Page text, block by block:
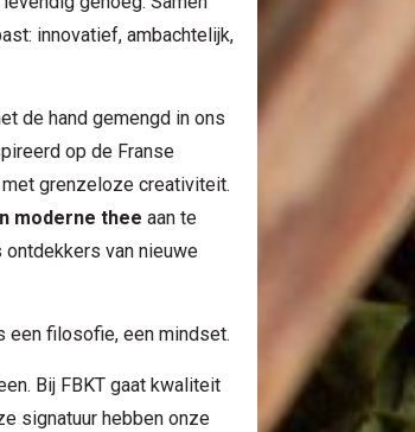
innovatief, ambachtelijk,
de hand gemengd in ons
op de Franse
grenzeloze creativiteit.
moderne thee aan te
van nieuwe
een filosofie, een mindset.
Bij FBKT gaat kwaliteit
signatuur hebben onze